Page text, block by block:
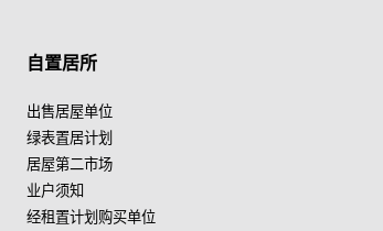
自置居所
出售居屋单位
绿表置居计划
居屋第二市场
业户须知
经租置计划购买单位